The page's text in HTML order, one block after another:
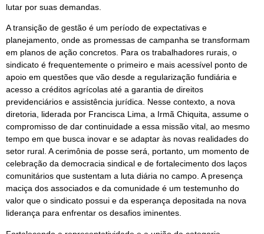
lutar por suas demandas.
A transição de gestão é um período de expectativas e
planejamento, onde as promessas de campanha se transformam
em planos de ação concretos. Para os trabalhadores rurais, o
sindicato é frequentemente o primeiro e mais acessível ponto de
apoio em questões que vão desde a regularização fundiária e
acesso a créditos agrícolas até a garantia de direitos
previdenciários e assistência jurídica. Nesse contexto, a nova
diretoria, liderada por Francisca Lima, a Irmã Chiquita, assume o
compromisso de dar continuidade a essa missão vital, ao mesmo
tempo em que busca inovar e se adaptar às novas realidades do
setor rural. A cerimônia de posse será, portanto, um momento de
celebração da democracia sindical e de fortalecimento dos laços
comunitários que sustentam a luta diária no campo. A presença
maciça dos associados e da comunidade é um testemunho do
valor que o sindicato possui e da esperança depositada na nova
liderança para enfrentar os desafios iminentes.